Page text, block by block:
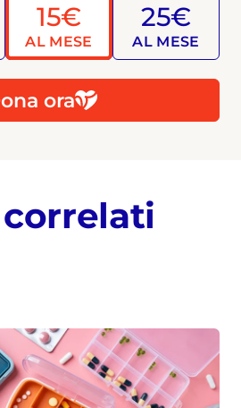
15€
AL MESE
25€
AL MESE
ora